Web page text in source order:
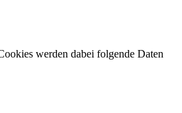
werden dabei folgende Daten